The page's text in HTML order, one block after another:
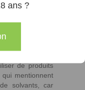
fondamental
de produits
mentionnent
solvants, car
ans ?